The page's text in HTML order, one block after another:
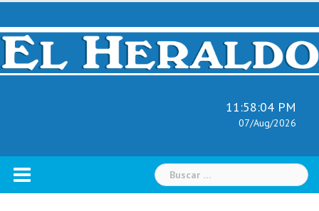
Skip
content
11:58:05 PM
07/Aug/2026
Buscar: